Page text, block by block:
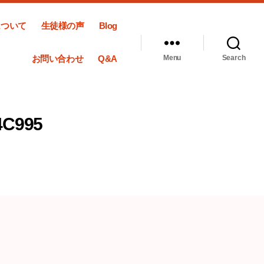
いて 生徒様の声 Blog
お問い合わせ Q&A Menu Search